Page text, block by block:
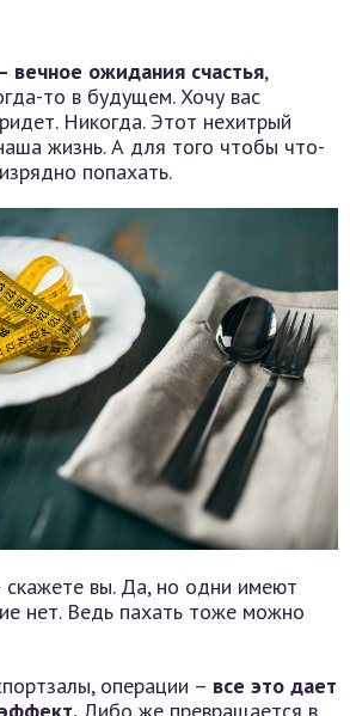
вечное ожидания счастья,
то в будущем. Хочу вас
Никогда. Этот нехитрый
жизнь. А для того чтобы что-
попахать.
вы. Да, но одни имеют
нет. Ведь пахать тоже можно
операции – все это дает
Либо же превращается в